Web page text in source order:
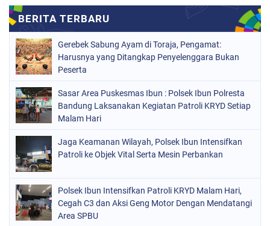
Gerebek Sabung Ayam di Toraja, Pengamat:
Harusnya yang Ditangkap Penyelenggara Bukan
Peserta
Sasar Area Puskesmas Ibun : Polsek Ibun Polresta
Bandung Laksanakan Kegiatan Patroli KRYD Setiap
Malam Hari
Jaga Keamanan Wilayah, Polsek Ibun Intensifkan
Patroli ke Objek Vital Serta Mesin Perbankan
Polsek Ibun Intensifkan Patroli KRYD Malam Hari,
Cegah C3 dan Aksi Geng Motor Dengan Mendatangi
Area SPBU